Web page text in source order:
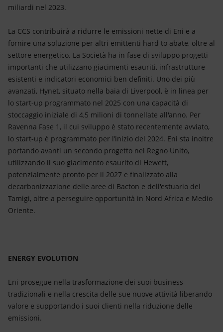
miliardi nel 2023.
La CCS contribuirà a ridurre le emissioni nette di Eni e a
fornire una soluzione per altri emittenti hard to abate, oltre al
settore energetico. La Società ha in fase di sviluppo progetti
importanti che utilizzano giacimenti esauriti, infrastrutture
esistenti e indicatori economici ben definiti. Uno dei più
avanzati, Hynet, situato nella baia di Liverpool, è in linea per
lo start-up programmato nel 2025 con una capacità di
stoccaggio iniziale di 4,5 milioni di tonnellate all'anno. Per
Ravenna Fase 1, il cui sviluppo è stato recentemente avviato,
lo start-up è programmato per l’inizio del 2024. Eni sta inoltre
portando avanti un secondo progetto nel Regno Unito,
utilizzando il suo giacimento esaurito di Hewett,
potenzialmente pronto per il 2027 e finalizzato alla
decarbonizzazione delle aree di Bacton e dell'estuario del
Tamigi, oltre a perseguire opportunità in Nord Africa e Medio
Oriente.
ENERGY EVOLUTION
Eni prosegue nella trasformazione dei suoi business
tradizionali e nella crescita delle sue nuove attività liberando
valore e supportando i suoi clienti nella riduzione delle
emissioni.